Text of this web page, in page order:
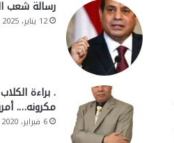
رسالة شعب
12 يناير، 2025
. براءة
مكرونه….
6 فبراير، 2020